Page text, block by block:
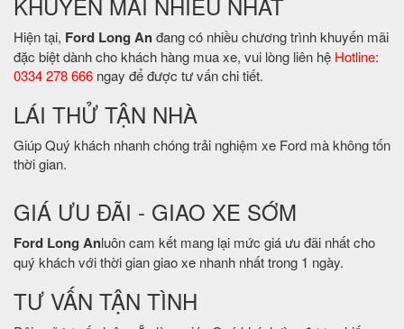
Hiện tại, Ford Long Anđang có nhiều chương trình khuyến mãi
đặc biệt dành cho khách hàng mua xe, vui lòng liên hệ Hotline:
0334 278 666 ngay để được tư vấn chi tiết.
LÁI THỬ TẬN NHÀ
Giúp Quý khách nhanh chóng trải nghiệm xe Ford mà không tốn
thời gian.
GIÁ ƯU ĐÃI - GIAO XE SỚM
Ford Long Anluôn cam kết mang lại mức giá ưu đãi nhất cho
quý khách với thời gian giao xe nhanh nhất trong 1 ngày.
TƯ VẤN TẬN TÌNH